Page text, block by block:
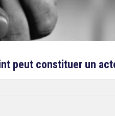
peut constituer un